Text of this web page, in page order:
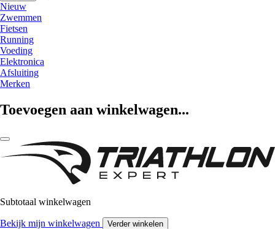
Nieuw
Zwemmen
Fietsen
Running
Voeding
Elektronica
Afsluiting
Merken
Toevoegen aan winkelwagen...
Subtotaal winkelwagen
Bekijk mijn winkelwagen Verder winkelen